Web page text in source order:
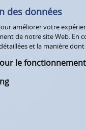
des données
améliorer votre
de notre site Web. En
et la manière
le